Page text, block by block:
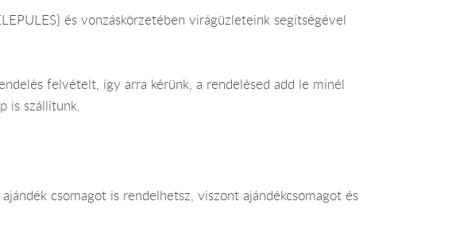
és vonzáskörzetében virágüzleteink segítségével
felvételt, így arra kérünk, a rendelésed add le minél
is szállítunk.
csomagot is rendelhetsz, viszont ajándékcsomagot és